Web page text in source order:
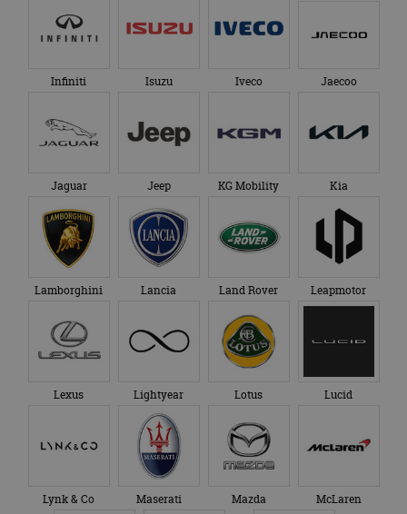
Infiniti Isuzu Iveco Jaecoo
Jaguar Jeep KG Mobility Kia
Lamborghini Lancia Land Rover Leapmotor
Lexus Lightyear Lotus Lucid
Lynk & Co Maserati Mazda McLaren